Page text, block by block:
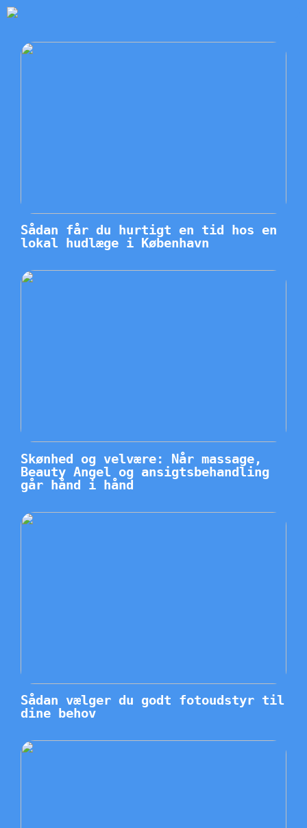
Sådan får du hurtigt en tid hos en
lokal hudlæge i København
Skønhed og velvære: Når massage,
Beauty Angel og ansigtsbehandling
går hånd i hånd
Sådan vælger du godt fotoudstyr til
dine behov